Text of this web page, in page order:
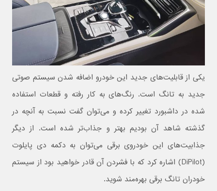
یکی از قابلیت‌های جدید این خودرو اضافه شدن سیستم صوتی
جدید به تانگ است. رنگ‌های به کار رفته و قطعات استفاده
شده در داشبورد تغییر کرده و می‌توان گفت نسبت به آنچه در
گذشته شاهد آن بودیم بهتر و جذاب‌تر شده است. از دیگر
جذابیت‌های این خودروی برقی می‌توان به دکمه دی پایلوت
(DiPilot) اشاره کرد که با فشردن آن قادر خواهید بود از سیستم
خودران تانگ برقی بهره‌مند شوید.